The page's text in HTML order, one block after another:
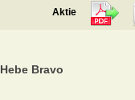
Aktie
Hebe Bravo